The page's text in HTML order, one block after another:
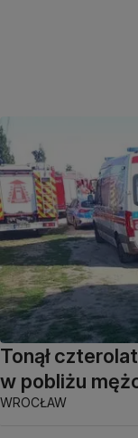
Tonął
w pobliżu
WROCŁAW